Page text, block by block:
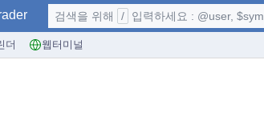
더 웹터미널
검색을 위해 / 입력하세요 : @user, $symbol, ...